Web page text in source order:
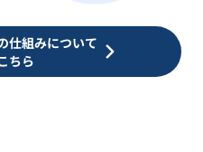
仕組みについて
ちら